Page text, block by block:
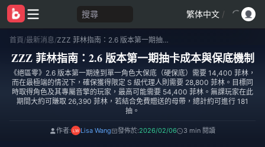
搜尋 繁体中文 /
首頁/最新消息/ ZZZ 菲林指南：2.6 版本第一期抽卡成本與保底機制
ZZZ 菲林指南：2.6 版本第一期抽卡成本與保底機制
《絕區零》2.6 版本第一期達到單一角色大保底（硬保底）需要 14,400 菲林，
而在最極端的情況下，確保獲得限定 S 級代理人則需要 28,800 菲林。目標同
時取得角色及其專屬音擎的玩家，最高可能需要 54,400 菲林。無課玩家在此
期間大約可賺取 26,390 菲林，若結合免費贈送的母帶，總計約可進行 181
抽。
作者: Lisa Wang 發佈於:2026/02/06 3 min 閱讀